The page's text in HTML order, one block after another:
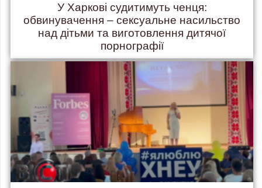
У Харкові судитимуть ченця:
обвинувачення – сексуальне насильство
над дітьми та виготовлення дитячої
порнографії